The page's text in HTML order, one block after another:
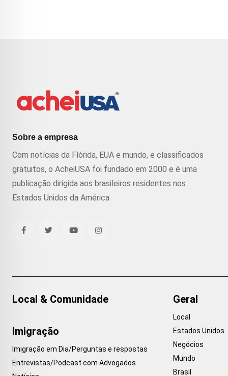
Sobre a empresa
Com notícias da Flórida, EUA e mundo, e classificados
gratuitos, o AcheiUSA foi fundado em 2000 e é uma
publicação dirigida aos brasileiros residentes nos
Estados Unidos da América
Local & Comunidade
Imigração
Imigração em Dia/Perguntas e respostas
Entrevistas/Podcast com Advogados
Geral
Local
Estados Unidos
Negócios
Mundo
Brasil